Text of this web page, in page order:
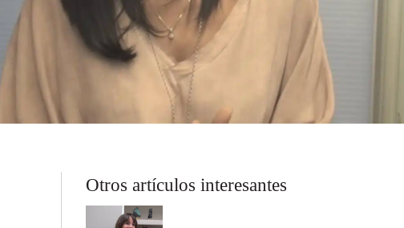
Otros artículos interesantes